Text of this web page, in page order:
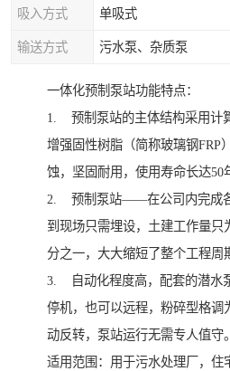
吸入方式 单吸式
输送方式 污水泵、杂质泵
一体化预制泵站功能特点：
1. 预制泵站的主体结构采用计
增强固性树脂（简称玻璃钢FRP
蚀，坚固耐用，使用寿命长达50
2. 预制泵站——在公司内完成
到现场只需埋设，土建工作量只
分之一，大大缩短了整个工程周
3. 自动化程度高，配套的潜水
停机，也可以远程，粉碎型格调
动反转，泵站运行无需专人值守。
适用范围：用于污水处理厂，住